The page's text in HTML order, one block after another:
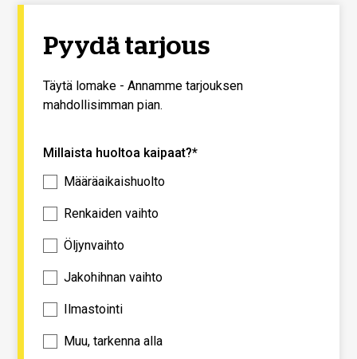
Pyydä tarjous
Täytä lomake - Annamme tarjouksen
mahdollisimman pian.
Millaista huoltoa kaipaat?*
Määräaikaishuolto
Renkaiden vaihto
Öljynvaihto
Jakohihnan vaihto
Ilmastointi
Muu, tarkenna alla